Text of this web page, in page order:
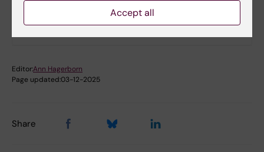
No
Editor:Ann Hagerborn
Page updated:03-12-2025
Share
Accept all